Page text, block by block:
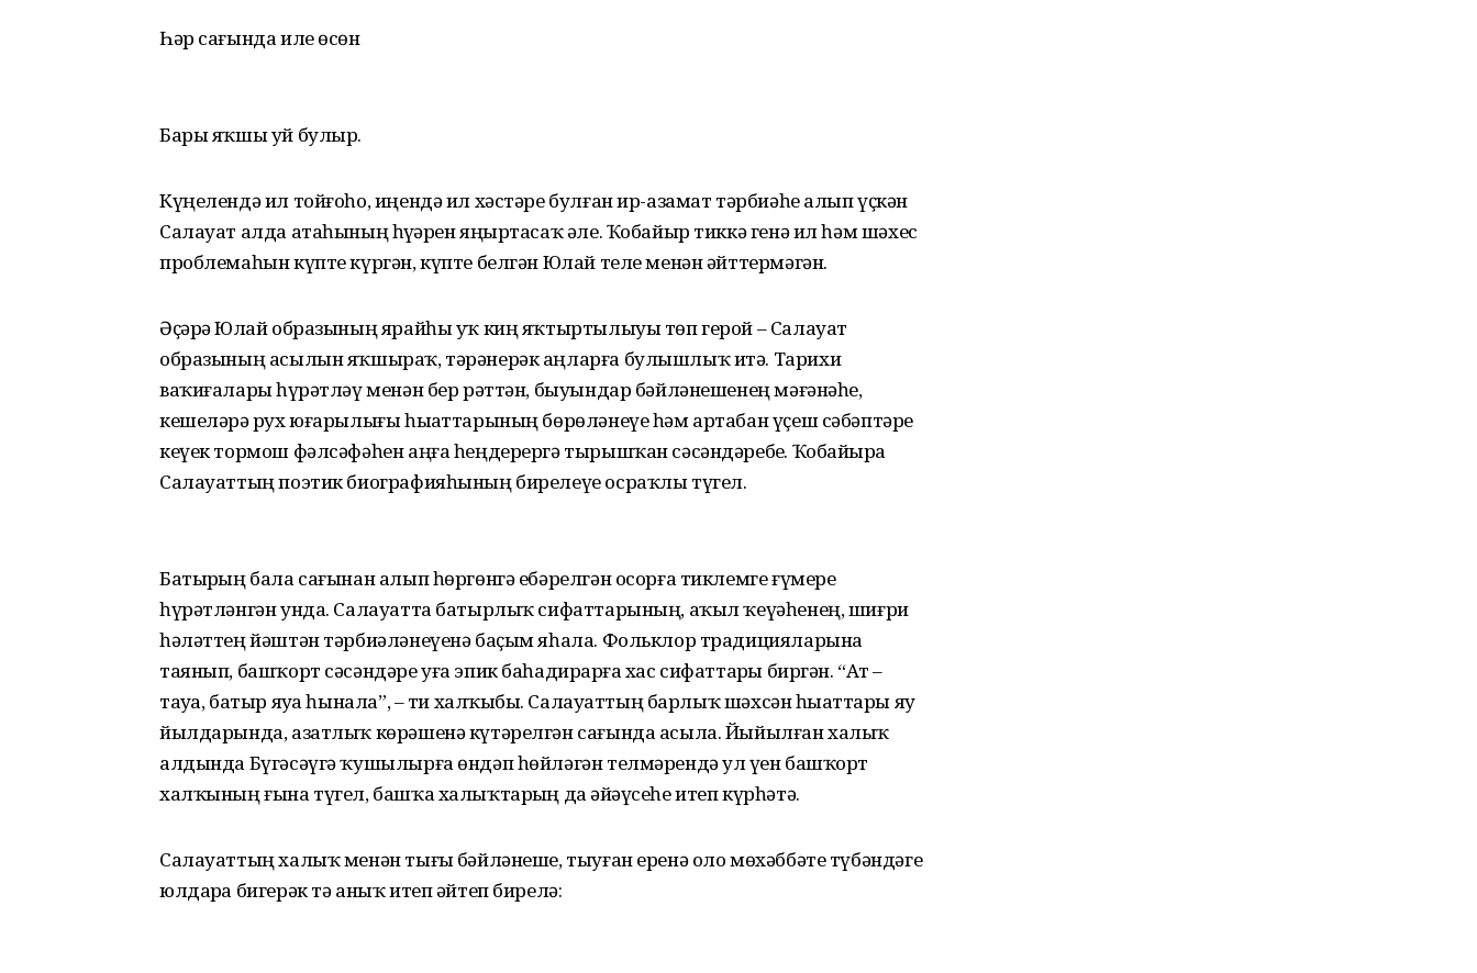
Һәр сағында иле өсөн
Бары яҡшы уй булыр.
Күңелендә ил тойғоһо, иңендә ил хәстәре булған ир-азамат тәрбиәһе алып үҫкән
Салауат алда атаһының һүҙҙәрен яңыртасаҡ әле. Ҡобайыр тиккә генә ил һәм шәхес
проблемаһын күпте күргән, күпте белгән Юлай теле менән әйттермәгән.
Әҫәрҙә Юлай образының ярайһы уҡ киң яҡтыртылыуы төп герой – Салауат
образының асылын яҡшыраҡ, тәрәнерәк аңларға булышлыҡ итә. Тарихи
ваҡиғаларҙы һүрәтләү менән бер рәттән, быуындар бәйләнешенең мәғәнәһе,
кешеләрҙә рух юғарылығы һыҙаттарының бөрөләнеүе һәм артабан үҫеш сәбәптәре
кеүек тормош фәлсәфәһен аңға һеңдерергә тырышҡан сәсәндәребеҙ. Ҡобайырҙа
Салауаттың поэтик биографияһының бирелеүе осраҡлы түгел.
Батырҙың бала сағынан алып һөргөнгә ебәрелгән осорға тиклемге ғүмере
һүрәтләнгән унда. Салауатта батырлыҡ сифаттарының, аҡыл ҡеүәһенең, шиғри
һәләттең йәштән тәрбиәләнеүенә баҫым яһала. Фольклор традицияларына
таянып, башҡорт сәсәндәре уға эпик баһадирҙарға хас сифаттарҙы биргән. “Ат –
тауҙа, батыр яуҙа һынала”, – ти халҡыбыҙ. Салауаттың барлыҡ шәхсән һыҙаттары яу
йылдарында, азатлыҡ көрәшенә күтәрелгән сағында асыла. Йыйылған халыҡ
алдында Бүгә­сәүгә ҡушылырға өндәп һөйләгән телмә­рендә ул үҙен башҡорт
халҡының ғына түгел, башҡа халыҡтарҙың да әйҙәүсеһе итеп күрһәтә.
Салауаттың халыҡ менән тығыҙ бәйләнеше, тыуған еренә оло мөхәббәте түбәндәге
юлдарҙа бигерәк тә аныҡ итеп әйтеп бирелә: